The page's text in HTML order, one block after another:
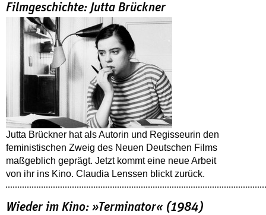
Filmgeschichte: Jutta Brückner
Jutta Brückner hat als Autorin und Regisseurin den
feministischen Zweig des Neuen Deutschen Films
maßgeblich geprägt. Jetzt kommt eine neue Arbeit
von ihr ins Kino. Claudia Lenssen blickt zurück.
Wieder im Kino: »Terminator« (1984)